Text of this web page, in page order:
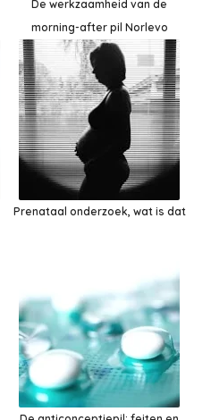
De werkzaamheid van de
morning-after pil Norlevo
Prenataal onderzoek, wat is dat